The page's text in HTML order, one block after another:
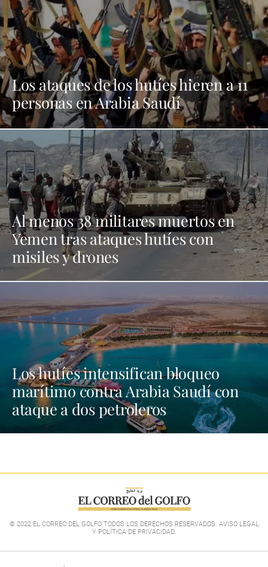
Los ataques de los hutíes hieren a 11
personas en Arabia Saudí
Al menos 38 militares muertos en
Yemen tras ataques hutíes con
misiles y drones
Los hutíes intensifican bloqueo
marítimo contra Arabia Saudí con
ataque a dos petroleros
© 2022 EL CORREO DEL GOLFO TODOS LOS DERECHOS RESERVADOS. AVISO LEGAL
Y POLÍTICA DE PRIVACIDAD.